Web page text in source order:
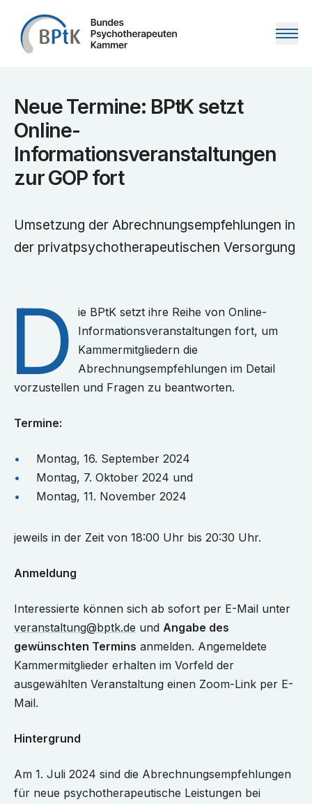
Zum Inhalt springen
Neue Termine: BPtK setzt
Online-
Informationsveranstaltungen
zur GOP fort
Umsetzung der Abrechnungsempfehlungen in
der privatpsychotherapeutischen Versorgung
D
ie BPtK setzt ihre Reihe von Online-
Informationsveranstaltungen fort, um
Kammermitgliedern die
Abrechnungsempfehlungen im Detail
vorzustellen und Fragen zu beantworten.
Termine:
Montag, 16. September 2024
Montag, 7. Oktober 2024 und
Montag, 11. November 2024
jeweils in der Zeit von 18:00 Uhr bis 20:30 Uhr.
Anmeldung
Interessierte können sich ab sofort per E-Mail unter
veranstaltung@bptk.de und Angabe des
gewünschten Termins anmelden. Angemeldete
Kammermitglieder erhalten im Vorfeld der
ausgewählten Veranstaltung einen Zoom-Link per E-
Mail.
Hintergrund
Am 1. Juli 2024 sind die Abrechnungsempfehlungen
für neue psychotherapeutische Leistungen bei